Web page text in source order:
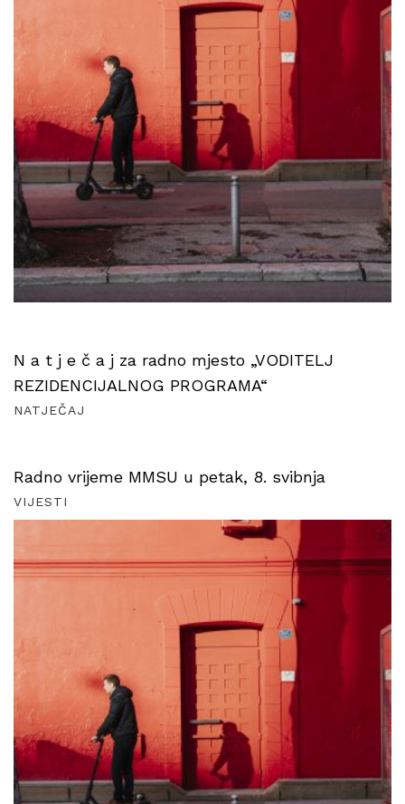
N a t j e č a j za radno mjesto „VODITELJ
REZIDENCIJALNOG PROGRAMA“
NATJEČAJ
Radno vrijeme MMSU u petak, 8. svibnja
VIJESTI